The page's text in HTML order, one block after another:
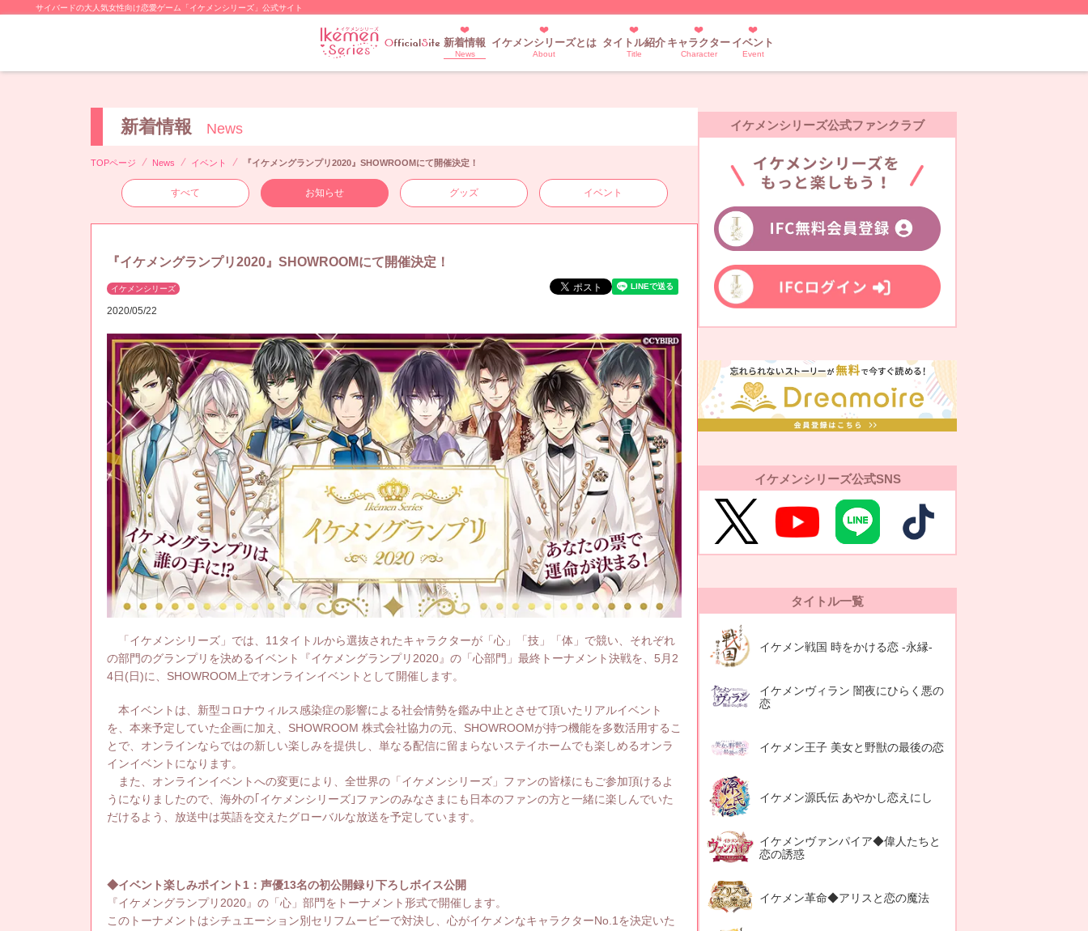
サイバードの大人気女性向け恋愛ゲーム「イケメンシリーズ」公式サイト
新着情報
News
イケメンシリーズとは
About
タイトル紹介
Title
キャラクター
Character
イベント
Event
新着情報 News
TOPページ News イベント 『イケメングランプリ2020』SHOWROOMにて開催決定！
すべて お知らせ グッズ イベント
『イケメングランプリ2020』SHOWROOMにて開催決定！
イケメンシリーズ
2020/05/22
「イケメンシリーズ」では、11タイトルから選抜されたキャラクターが「心」「技」「体」で競い、それぞれ
の部門のグランプリを決めるイベント『イケメングランプリ2020』の「心部門」最終トーナメント決戦を、5月2
4日(日)に、SHOWROOM上でオンラインイベントとして開催します。
本イベントは、新型コロナウィルス感染症の影響による社会情勢を鑑み中止とさせて頂いたリアルイベント
を、本来予定していた企画に加え、SHOWROOM 株式会社協力の元、SHOWROOMが持つ機能を多数活用するこ
とで、オンラインならではの新しい楽しみを提供し、単なる配信に留まらないステイホームでも楽しめるオンラ
インイベントになります。
また、オンラインイベントへの変更により、全世界の「イケメンシリーズ」ファンの皆様にもご参加頂けるよ
うになりましたので、海外の｢イケメンシリーズ｣ファンのみなさまにも日本のファンの方と一緒に楽しんでいた
だけるよう、放送中は英語を交えたグローバルな放送を予定しています。
◆イベント楽しみポイント1：声優13名の初公開録り下ろしボイス公開
『イケメングランプリ2020』の「心」部門をトーナメント形式で開催します。
このトーナメントはシチュエーション別セリフムービーで対決し、心がイケメンなキャラクターNo.1を決定いた
イケメンシリーズ公式ファンクラブ
イケメンシリーズ公式SNS
タイトル一覧
イケメン戦国 時をかける恋 -永縁-
イケメンヴィラン 闇夜にひらく悪の
恋
イケメン王子 美女と野獣の最後の恋
イケメン源氏伝 あやかし恋えにし
イケメンヴァンパイア◆偉人たちと
恋の誘惑
イケメン革命◆アリスと恋の魔法